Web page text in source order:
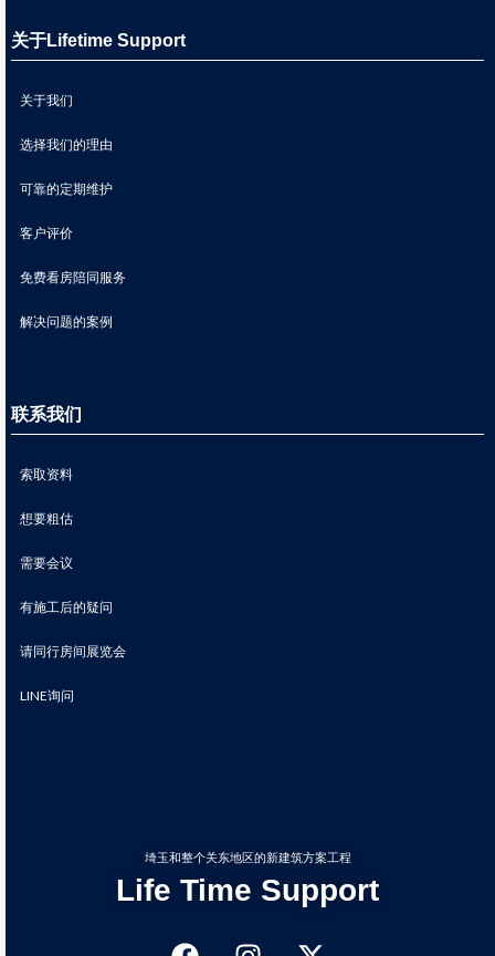
关于Lifetime Support
关于我们
选择我们的理由
可靠的定期维护
客户评价
免费看房陪同服务
解决问题的案例
联系我们
索取资料
想要粗估
需要会议
有施工后的疑问
请同行房间展览会
LINE询问
埼玉和整个关东地区的新建筑方案工程
Life Time Support